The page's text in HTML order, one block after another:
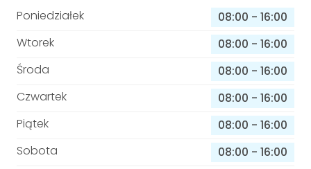
Poniedziałek 08:00 - 16:00
Wtorek
08:00 - 16:00
Środa
08:00 - 16:00
Czwartek
08:00 - 16:00
Piątek
08:00 - 16:00
Sobota
08:00 - 16:00